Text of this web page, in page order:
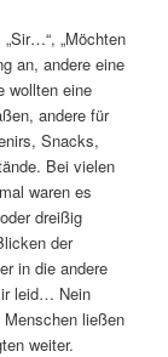
„Möchten
an, andere eine
wollten eine
andere für
Snacks,
Bei vielen
waren es
dreißig
der
in die andere
leid… Nein
ließen
weiter.